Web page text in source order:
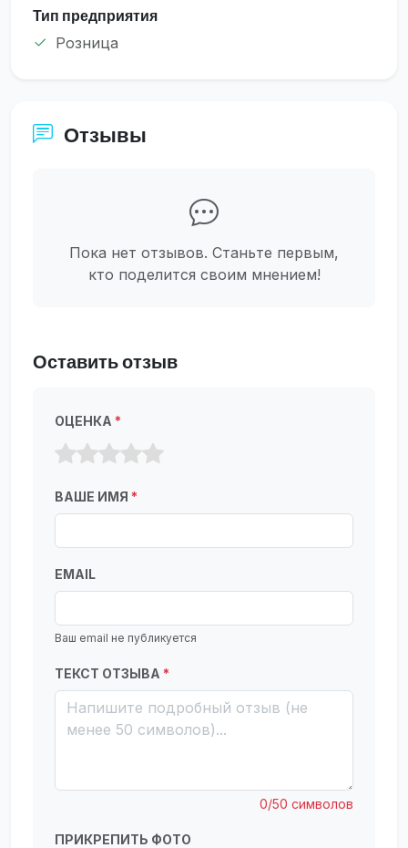
Тип предприятия
Розница
Отзывы
Пока нет отзывов. Станьте первым,
кто поделится своим мнением!
Оставить отзыв
ОЦЕНКА *
ВАШЕ ИМЯ *
EMAIL
Ваш email не публикуется
ТЕКСТ ОТЗЫВА *
0/50 символов
ПРИКРЕПИТЬ ФОТО